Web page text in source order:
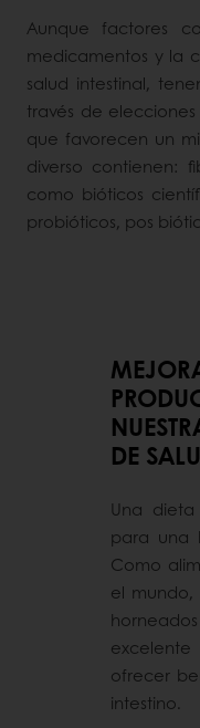
Aunque factores
medicamentos y la
salud intestinal,
través de
que favorecen un
diverso contienen:
como bióticos
probióticos, pos
DE
Una
para una
Como
el
ofrecer
intestino.